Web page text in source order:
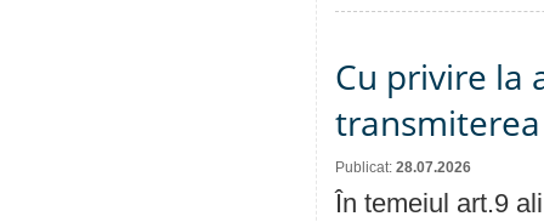
Cu privire la
Publicat: 28.07.2026
În temeiul art.9